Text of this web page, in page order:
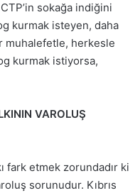
sokağa indiğini
kurmak isteyen, daha
muhalefetle, herkesle
kurmak istiyorsa,
VAROLUŞ
fark etmek zorundadır ki
sorunudur. Kıbrıs